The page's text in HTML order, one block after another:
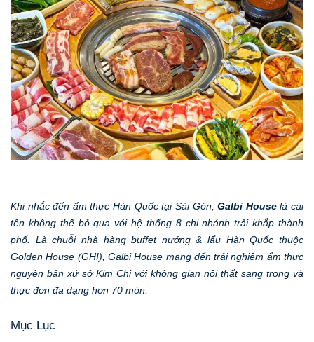
Khi nhắc đến ẩm thực Hàn Quốc tại Sài Gòn,Galbi Houselà cái
tên không thể bỏ qua với hệ thống 8 chi nhánh trải khắp thành
phố. Là chuỗi nhà hàng buffet nướng & lẩu Hàn Quốc thuộc
Golden House (GHI), Galbi House mang đến trải nghiệm ẩm thực
nguyên bản xứ sở Kim Chi với không gian nội thất sang trọng và
thực đơn đa dạng hơn 70 món.
Mục Lục